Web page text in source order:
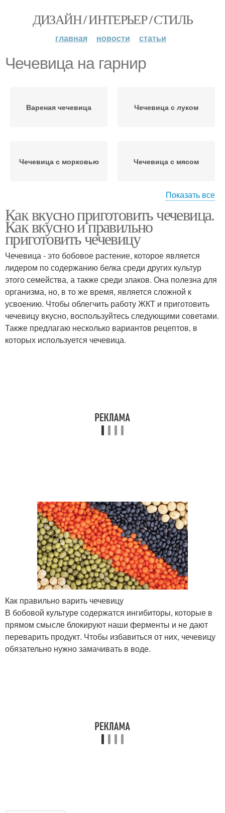
ДИЗАЙН / ИНТЕРЬЕР / СТИЛЬ
главная новости статьи
Чечевица на гарнир
Вареная чечевица Чечевица с луком
Чечевица с морковью Чечевица с мясом
Чечевицы с мясом Суп из чечевицы
Показать все
Как вкусно приготовить чечевица.
Как вкусно и правильно
приготовить чечевицу
Чечевица - это бобовое растение, которое является
лидером по содержанию белка среди других культур
этого семейства, а также среди злаков. Она полезна для
организма, но, в то же время, является сложной к
усвоению. Чтобы облегчить работу ЖКТ и приготовить
чечевицу вкусно, воспользуйтесь следующими советами.
Также предлагаю несколько вариантов рецептов, в
которых используется чечевица.
Как правильно варить чечевицу
В бобовой культуре содержатся ингибиторы, которые в
прямом смысле блокируют наши ферменты и не дают
переварить продукт. Чтобы избавиться от них, чечевицу
обязательно нужно замачивать в воде.